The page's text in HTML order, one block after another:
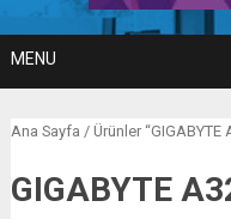
MENU
Ana Sayfa / Ürünler
GIGABYTE